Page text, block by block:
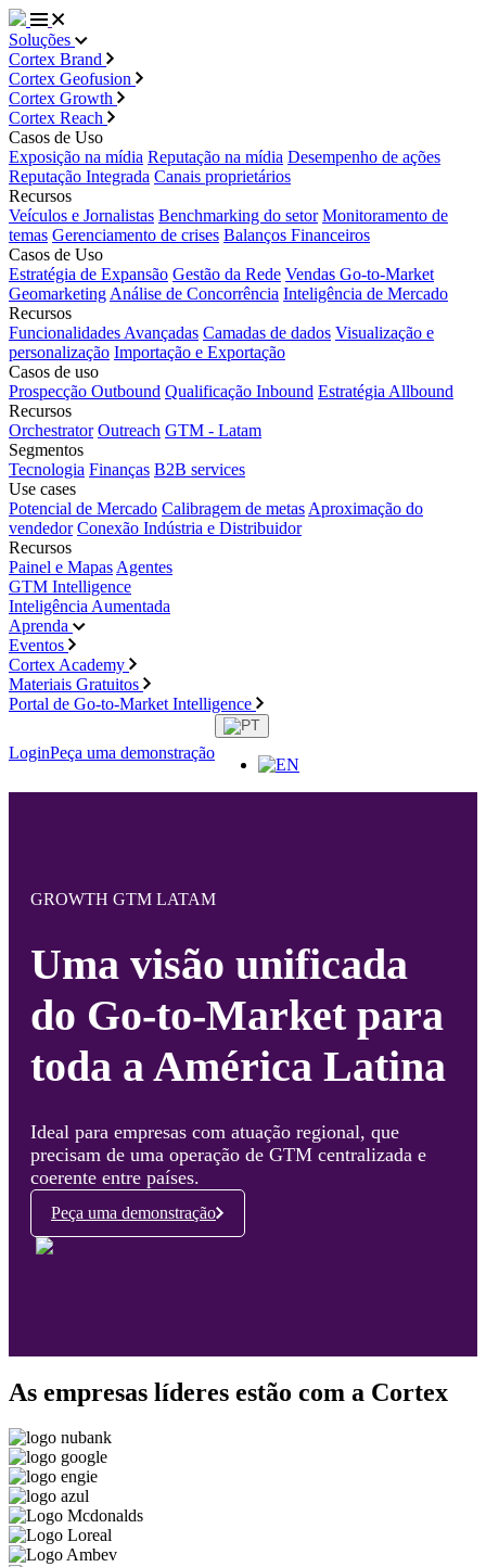
Soluções
Cortex Brand
Cortex Geofusion
Cortex Growth
Cortex Reach
Casos de Uso
Exposição na mídia Reputação na mídia Desempenho de ações
Reputação Integrada Canais proprietários
Recursos
Veículos e Jornalistas Benchmarking do setor Monitoramento de
temas Gerenciamento de crises Balanços Financeiros
Casos de Uso
Estratégia de Expansão Gestão da Rede Vendas Go-to-Market
Geomarketing Análise de Concorrência Inteligência de Mercado
Recursos
Funcionalidades Avançadas Camadas de dados Visualização e
personalização Importação e Exportação
Casos de uso
Prospecção Outbound Qualificação Inbound Estratégia Allbound
Recursos
Orchestrator Outreach GTM - Latam
Segmentos
Tecnologia Finanças B2B services
Use cases
Potencial de Mercado Calibragem de metas Aproximação do
vendedor Conexão Indústria e Distribuidor
Recursos
Painel e Mapas Agentes
GTM Intelligence
Inteligência Aumentada
Aprenda
Eventos
Cortex Academy
Materiais Gratuitos
Portal de Go-to-Market Intelligence
LoginPeça uma demonstração
GROWTH GTM LATAM
Uma visão unificada
do Go-to-Market para
toda a América Latina
Ideal para empresas com atuação regional, que
precisam de uma operação de GTM centralizada e
coerente entre países.
Peça uma demonstração
As empresas líderes estão com a Cortex